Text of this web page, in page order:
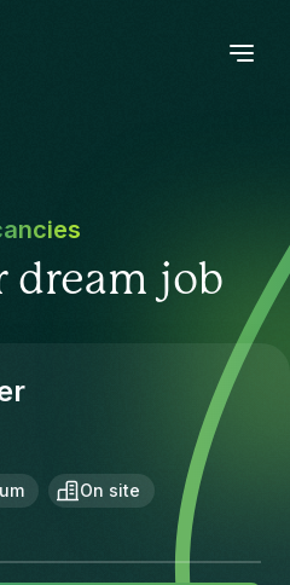
dream job
On site